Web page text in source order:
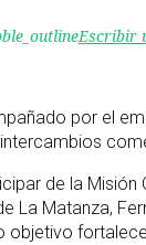
Escribir
por el
de la
La Matanza,